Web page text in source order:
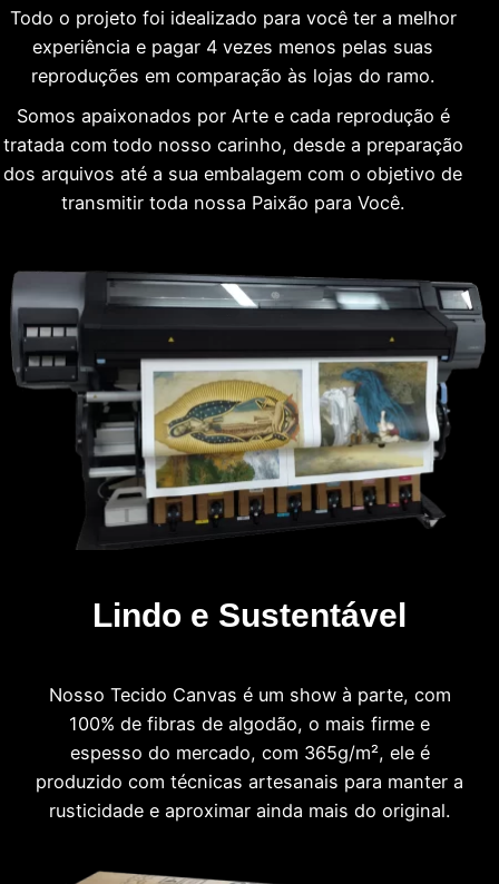
Todo o projeto foi idealizado para você ter a melhor
experiência e pagar 4 vezes menos pelas suas
reproduções em comparação às lojas do ramo.
Somos apaixonados por Arte e cada reprodução é
tratada com todo nosso carinho, desde a preparação
dos arquivos até a sua embalagem com o objetivo de
transmitir toda nossa Paixão para Você.
Lindo e Sustentável
Nosso Tecido Canvas é um show à parte, com
100% de fibras de algodão, o mais firme e
espesso do mercado, com 365g/m², ele é
produzido com técnicas artesanais para manter a
rusticidade e aproximar ainda mais do original.